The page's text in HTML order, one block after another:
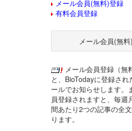
メール会員(無料)登録
有料会員登録
メール会員(無
メール会員登録（無
と、BioTodayに登録され
ールでお知らせします。
員登録されますと、毎週
間あたり2つの記事の全
ります。